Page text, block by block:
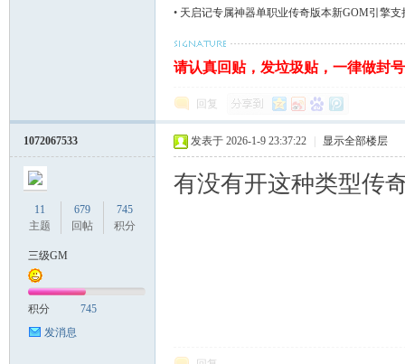
• 天启记专属神器单职业传奇版本新GOM引擎
请认真回贴，发垃圾贴，一律做封
回复
1072067533
11
主题
679
回帖
745
积分
三级GM
积分
745
发消息
发表于 2026-1-9 23:37:22 显示全部楼层
有没有开这种类型传